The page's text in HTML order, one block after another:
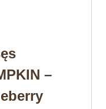
–